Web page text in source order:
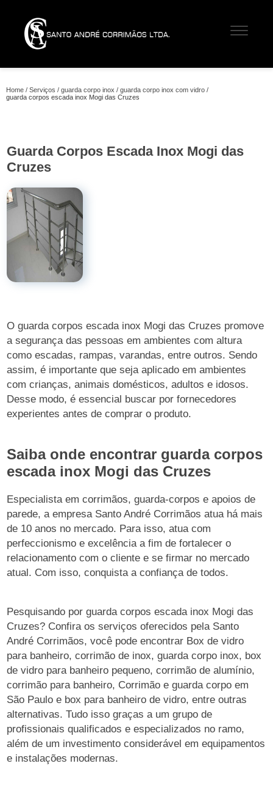
Home Serviços guarda corpo inox
guarda corpo inox com vidro
guarda corpos escada inox Mogi das Cruzes
Guarda Corpos Escada Inox Mogi das
Cruzes
O guarda corpos escada inox Mogi das Cruzes promove
a segurança das pessoas em ambientes com altura
como escadas, rampas, varandas, entre outros. Sendo
assim, é importante que seja aplicado em ambientes
com crianças, animais domésticos, adultos e idosos.
Desse modo, é essencial buscar por fornecedores
experientes antes de comprar o produto.
Saiba onde encontrar guarda corpos
escada inox Mogi das Cruzes
Especialista em corrimãos, guarda-corpos e apoios de
parede, a empresa Santo André Corrimãos atua há mais
de 10 anos no mercado. Para isso, atua com
perfeccionismo e excelência a fim de fortalecer o
relacionamento com o cliente e se firmar no mercado
atual. Com isso, conquista a confiança de todos.
Pesquisando por guarda corpos escada inox Mogi das
Cruzes? Confira os serviços oferecidos pela Santo
André Corrimãos, você pode encontrar Box de vidro
para banheiro, corrimão de inox, guarda corpo inox, box
de vidro para banheiro pequeno, corrimão de alumínio,
corrimão para banheiro, Corrimão e guarda corpo em
São Paulo e box para banheiro de vidro, entre outras
alternativas. Tudo isso graças a um grupo de
profissionais qualificados e especializados no ramo,
além de um investimento considerável em equipamentos
e instalações modernas.